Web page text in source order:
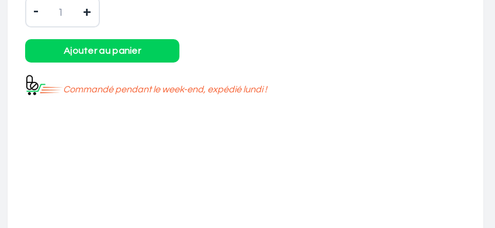
- +
Commandé pendant le week-end, expédié lundi !